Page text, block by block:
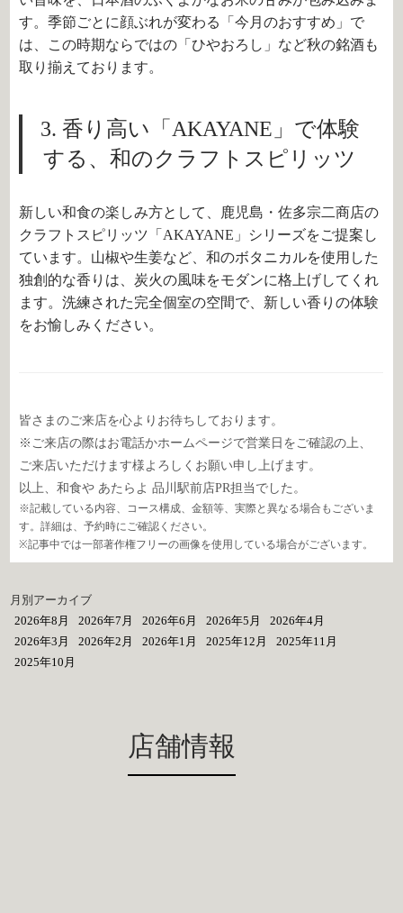
す。季節ごとに顔ぶれが変わる「今月のおすすめ」で
は、この時期ならではの「ひやおろし」など秋の銘酒も
取り揃えております。
3. 香り高い「AKAYANE」で体験
する、和のクラフトスピリッツ
新しい和食の楽しみ方として、鹿児島・佐多宗二商店の
クラフトスピリッツ「AKAYANE」シリーズをご提案し
ています。山椒や生姜など、和のボタニカルを使用した
独創的な香りは、炭火の風味をモダンに格上げしてくれ
ます。洗練された完全個室の空間で、新しい香りの体験
をお愉しみください。
皆さまのご来店を心よりお待ちしております。
※ご来店の際はお電話かホームページで営業日をご確認の上、
ご来店いただけます様よろしくお願い申し上げます。
以上、和食や あたらよ 品川駅前店PR担当でした。
※記載している内容、コース構成、金額等、実際と異なる場合もございま
す。詳細は、予約時にご確認ください。
※記事中では一部著作権フリーの画像を使用している場合がございます。
月別アーカイブ
2026年8月
2026年7月 2026年6月 2026年5月
2026年4月
2026年3月
2026年2月 2026年1月 2025年12月
2025年11月
2025年10月
店舗情報